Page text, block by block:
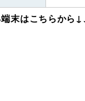
末はこちらから